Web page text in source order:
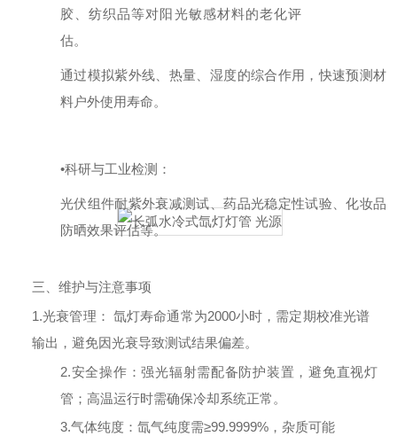
胶、纺织品等对阳光敏感材料的老化评
估。
通过模拟紫外线、热量、湿度的综合作用，快速预测材
料户外使用寿命。
•科研与工业检测：
光伏组件耐紫外衰减测试、药品光稳定性试验、化妆品
防晒效果评估等。
三、维护与注意事项
1.光衰管理： 氙灯寿命通常为2000小时，需定期校准光谱
输出，避免因光衰导致测试结果偏差。
2.安全操作：强光辐射需配备防护装置，避免直视灯
管；高温运行时需确保冷却系统正常。
3.气体纯度： 氙气纯度需≥99.9999%，杂质可能